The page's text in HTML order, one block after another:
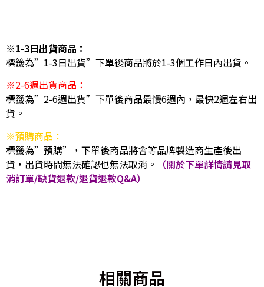
※1-3日出貨商品：
標籤為”1-3日出貨”下單後商品將於1-3個工作日內出貨。
※2-6週出貨商品：
標籤為”2-6週出貨”下單後商品最慢6週內，最快2週左右出
貨。
※預購商品：
標籤為”預購”，下單後商品將會等品牌製造商生產後出
貨，出貨時間無法確認也無法取消。
（關於下單詳情請見取
消訂單/缺貨退款/退貨退款Q&A）
相關商品